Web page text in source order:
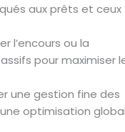
aux prêts et ceux
l’encours ou la
pour maximiser
une gestion fine des
optimisation